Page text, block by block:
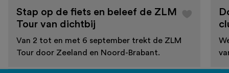
Stap op de fiets en beleef de ZLM
Tour van dichtbij
Van 2 tot en met 6 september trekt de ZLM
Tour door Zeeland en Noord-Brabant.